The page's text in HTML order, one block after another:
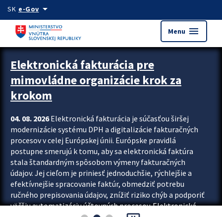
Preskocit na hlavný obsah
SK e-Govarrow_drop_down
Menu menu
Zastavit automatický posun upútavok
Elektronická fakturácia pre
mimovládne organizácie krok za
krokom
04. 08. 2026Elektronická fakturácia je súčasťou širšej
modernizácie systému DPH a digitalizácie fakturačných
procesov v celej Európskej únii. Európske pravidlá
postupne smerujú k tomu, aby sa elektronická faktúra
stala štandardným spôsobom výmeny fakturačných
údajov. Jej cieľom je priniesť jednoduchšie, rýchlejšie a
efektívnejšie spracovanie faktúr, obmedziť potrebu
ručného prepisovania údajov, znížiť riziko chýb a podporiť
väčšiu automatizáciu účtovných procesov. Elektronická